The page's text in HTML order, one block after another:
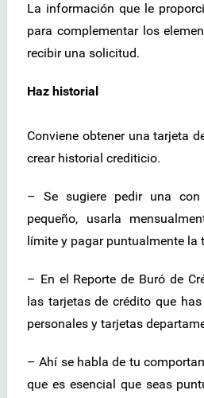
La información que le
para complementar los
recibir una solicitud.
Haz historial
Conviene obtener una tarjeta
crear historial crediticio.
– Se sugiere pedir una
pequeño, usarla
límite y pagar puntualmente la
– En el Reporte de Buró de
las tarjetas de crédito que
personales y tarjetas
– Ahí se habla de tu
que es esencial que seas